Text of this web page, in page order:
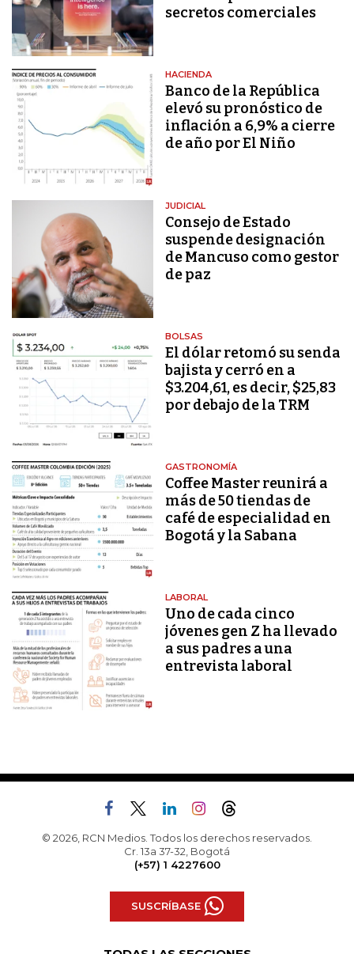
secretos comerciales
HACIENDA
Banco de la República
elevó su pronóstico de
inflación a 6,9% a cierre
de año por El Niño
JUDICIAL
Consejo de Estado
suspende designación
de Mancuso como gestor
de paz
BOLSAS
El dólar retomó su senda
bajista y cerró en a
$3.204,61, es decir, $25,83
por debajo de la TRM
GASTRONOMÍA
Coffee Master reunirá a
más de 50 tiendas de
café de especialidad en
Bogotá y la Sabana
LABORAL
Uno de cada cinco
jóvenes gen Z ha llevado
a sus padres a una
entrevista laboral
© 2026, RCN Medios. Todos los derechos reservados.
Cr. 13a 37-32, Bogotá
(+57) 1 4227600
SUSCRÍBASE